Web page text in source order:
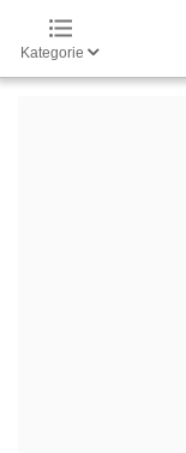
Kategorie